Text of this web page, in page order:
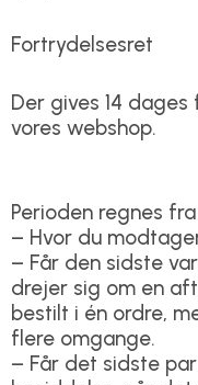
Fortrydelsesret
Der gives 14
vores webshop.
Perioden regnes
– Hvor du
– Får den sidste
drejer sig om en
bestilt i én ordre,
flere omgange.
– Får det sidste